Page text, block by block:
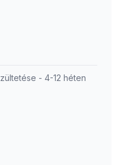
- 4-12 héten